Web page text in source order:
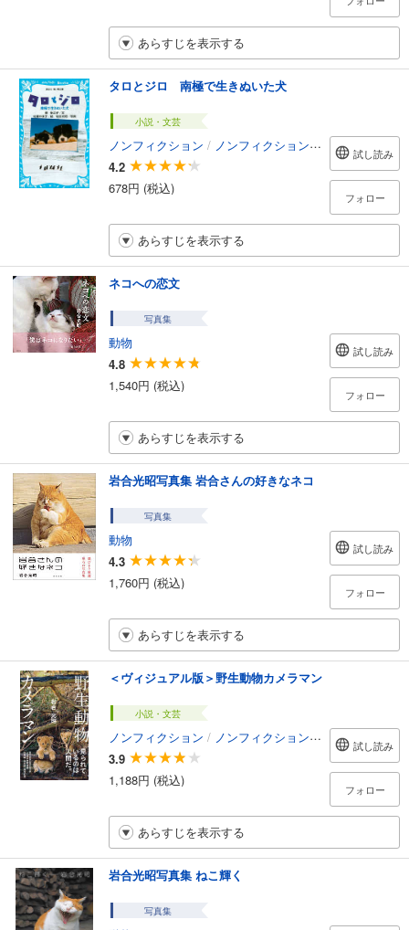
あらすじを表示する
タロとジロ 南極で生きぬいた犬
小説・文芸
ノンフィクション / ノンフィクション・ドキュメンタリー
4.2
678円 (税込)
試し読み
フォロー
あらすじを表示する
ネコへの恋文
写真集
動物
4.8
1,540円 (税込)
試し読み
フォロー
あらすじを表示する
岩合光昭写真集 岩合さんの好きなネコ
写真集
動物
4.3
1,760円 (税込)
試し読み
フォロー
あらすじを表示する
＜ヴィジュアル版＞野生動物カメラマン
小説・文芸
ノンフィクション / ノンフィクション・ドキュメンタリー
3.9
1,188円 (税込)
試し読み
フォロー
あらすじを表示する
岩合光昭写真集 ねこ輝く
写真集